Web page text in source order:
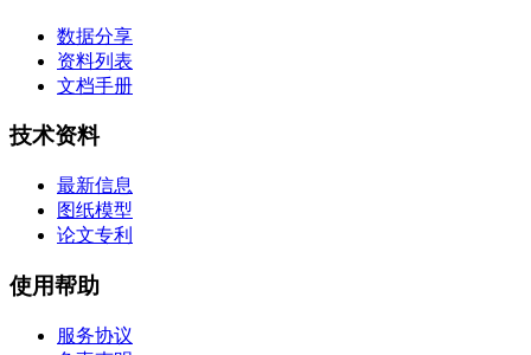
数据分享
资料列表
文档手册
技术资料
最新信息
图纸模型
论文专利
使用帮助
服务协议